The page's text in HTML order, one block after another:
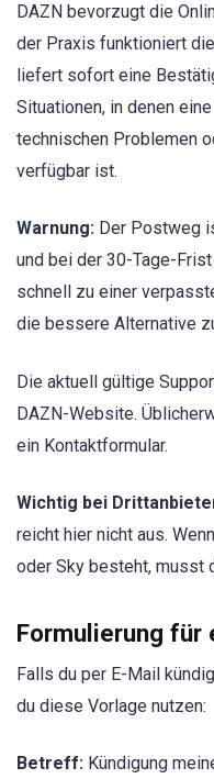
DAZN bevorzugt die
der Praxis funktioniert
liefert sofort eine
Situationen, in denen
technischen Problemen
verfügbar ist.
Warnung: Der Postweg
und bei der 30-Tage-
schnell zu einer
die bessere Alternative
Die aktuell gültige
DAZN-Website.
ein Kontaktformular.
Wichtig bei
reicht hier nicht aus.
oder Sky besteht, musst
Formulierung für
Falls du per E-Mail
du diese Vorlage nutzen:
Betreff: Kündigung